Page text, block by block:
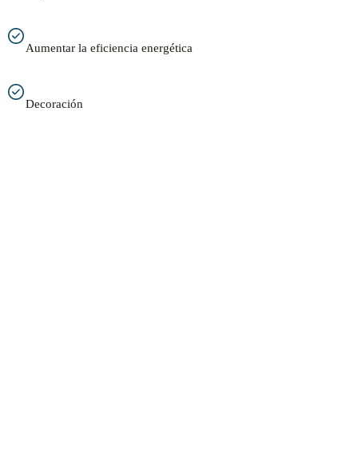
Aumentar la eficiencia energética
Decoración